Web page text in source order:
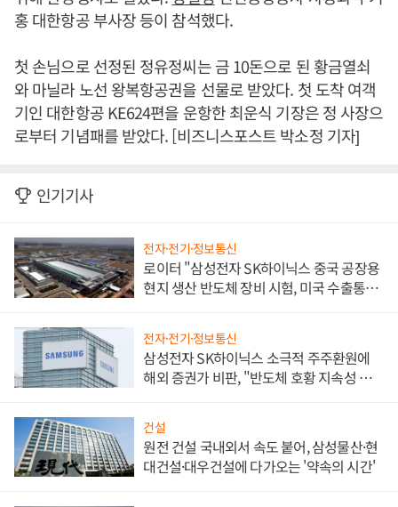
홍 대한항공 부사장 등이 참석했다.
첫 손님으로 선정된 정유정씨는 금 10돈으로 된 황금열쇠
와 마닐라 노선 왕복항공권을 선물로 받았다. 첫 도착 여객
기인 대한항공 KE624편을 운항한 최운식 기장은 정 사장으
로부터 기념패를 받았다. [비즈니스포스트 박소정 기자]
인기기사
전자·전기·정보통신
로이터 "삼성전자 SK하이닉스 중국 공장용
현지 생산 반도체 장비 시험, 미국 수출통제
전자·전기·정보통신
삼성전자 SK하이닉스 소극적 주주환원에
해외 증권가 비판, "반도체 호황 지속성 의
건설
원전 건설 국내외서 속도 붙어, 삼성물산·현
대건설·대우건설에 다가오는 '약속의 시간'